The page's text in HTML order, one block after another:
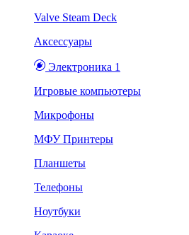
Valve Steam Deck
Аксессуары
Электроника 1
Игровые компьютеры
Микрофоны
МФУ Принтеры
Планшеты
Телефоны
Ноутбуки